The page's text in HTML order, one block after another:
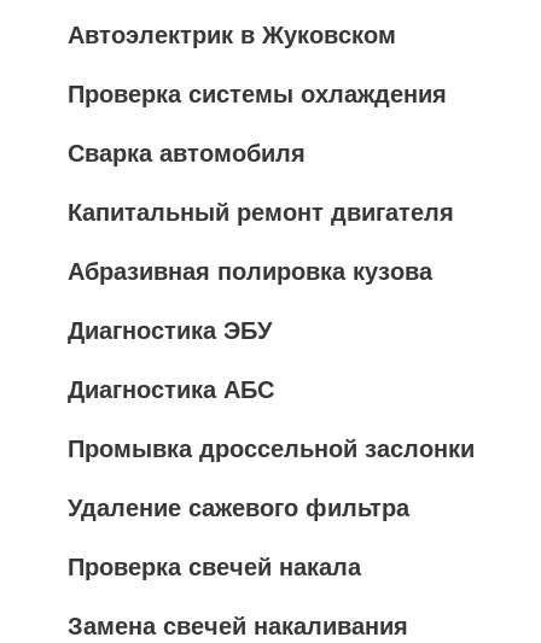
Автоэлектрик в Жуковском
Проверка системы охлаждения
Сварка автомобиля
Капитальный ремонт двигателя
Абразивная полировка кузова
Диагностика ЭБУ
Диагностика АБС
Промывка дроссельной заслонки
Удаление сажевого фильтра
Проверка свечей накала
Замена свечей накаливания